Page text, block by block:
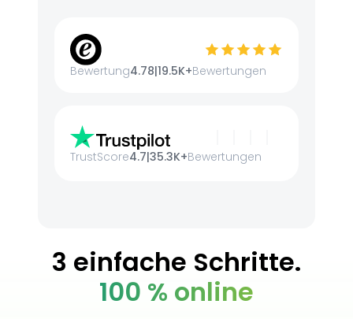
Bewertung4.78|19.5K+Bewertungen
TrustScore4.7|35.3K+Bewertungen
3 einfache Schritte.
100 % online